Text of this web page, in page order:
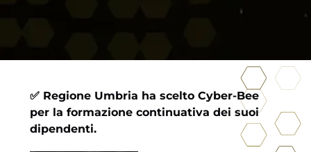
✅ Regione Umbria ha scelto Cyber-Bee
per la formazione continuativa dei suoi
dipendenti.